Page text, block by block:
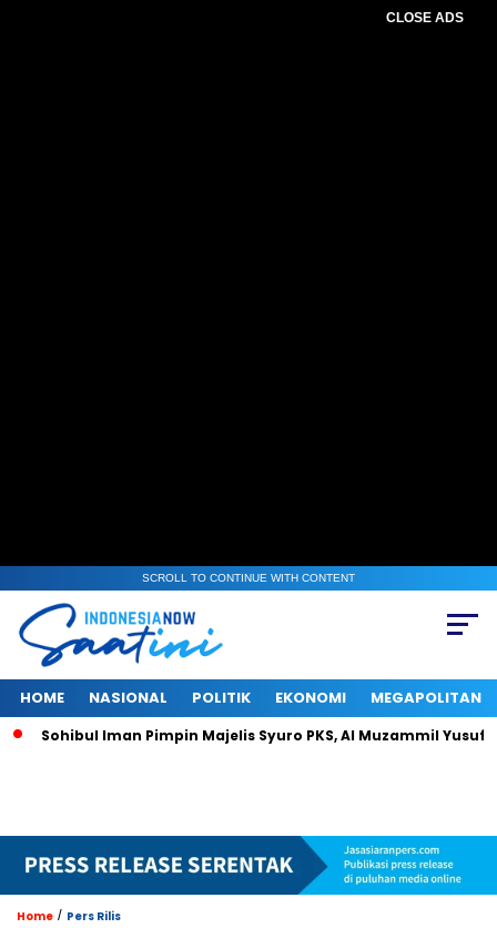
CLOSE ADS
SCROLL TO CONTINUE WITH CONTENT
HOME NASIONAL POLITIK EKONOMI MEGAPOLITAN
Iman Pimpin Majelis Syuro PKS, Al Muzammil Yusuf
Home / Pers Rilis